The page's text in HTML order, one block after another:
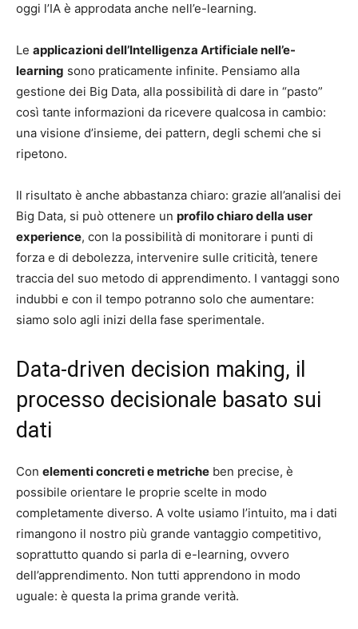
oggi l’IA è approdata anche nell’e-learning.
Le applicazioni dell’Intelligenza Artificiale nell’e-
learning sono praticamente infinite. Pensiamo alla
gestione dei Big Data, alla possibilità di dare in “pasto”
così tante informazioni da ricevere qualcosa in cambio:
una visione d’insieme, dei pattern, degli schemi che si
ripetono.
Il risultato è anche abbastanza chiaro: grazie all’analisi dei
Big Data, si può ottenere un profilo chiaro della user
experience, con la possibilità di monitorare i punti di
forza e di debolezza, intervenire sulle criticità, tenere
traccia del suo metodo di apprendimento. I vantaggi sono
indubbi e con il tempo potranno solo che aumentare:
siamo solo agli inizi della fase sperimentale.
Data-driven decision making, il
processo decisionale basato sui
dati
Con elementi concreti e metriche ben precise, è
possibile orientare le proprie scelte in modo
completamente diverso. A volte usiamo l’intuito, ma i dati
rimangono il nostro più grande vantaggio competitivo,
soprattutto quando si parla di e-learning, ovvero
dell’apprendimento. Non tutti apprendono in modo
uguale: è questa la prima grande verità.